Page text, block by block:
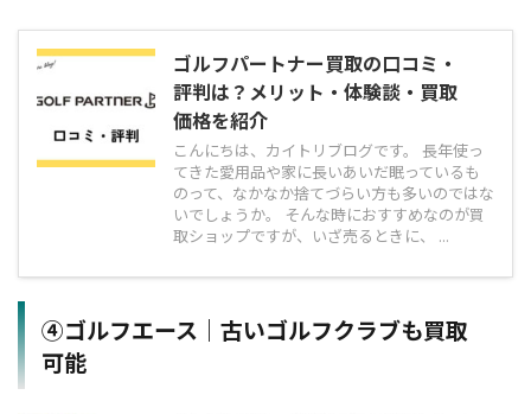
ゴルフパートナー買取の口コミ・
評判は？メリット・体験談・買取
価格を紹介
こんにちは、カイトリブログです。 長年使っ
てきた愛用品や家に長いあいだ眠っているも
のって、なかなか捨てづらい方も多いのではな
いでしょうか。 そんな時におすすめなのが買
取ショップですが、いざ売るときに、 ...
④ゴルフエース｜古いゴルフクラブも買取
可能